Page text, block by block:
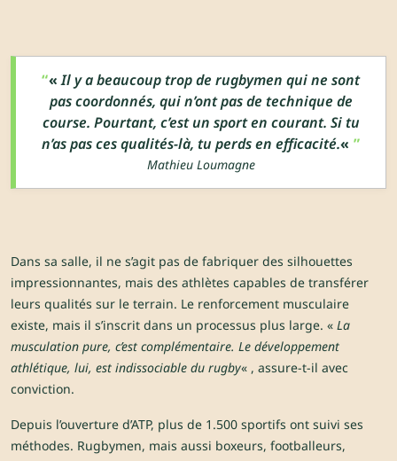
«Il y a beaucoup trop de rugbymen qui ne sont
pas coordonnés, qui n’ont pas de technique de
course. Pourtant, c’est un sport en courant. Si tu
n’as pas ces qualités-là, tu perds en efficacité.«
Mathieu Loumagne
Dans sa salle, il ne s’agit pas de fabriquer des silhouettes
impressionnantes, mais des athlètes capables de transférer
leurs qualités sur le terrain. Le renforcement musculaire
existe, mais il s’inscrit dans un processus plus large. « La
musculation pure, c’est complémentaire. Le développement
athlétique, lui, est indissociable du rugby« , assure-t-il avec
conviction.
Depuis l’ouverture d’ATP, plus de 1.500 sportifs ont suivi ses
méthodes. Rugbymen, mais aussi boxeurs, footballeurs,